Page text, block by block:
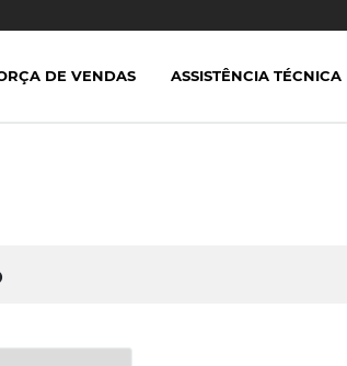
DE VENDAS ASSISTÊNCIA TÉCNICA